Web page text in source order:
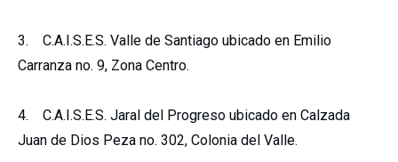
3. C.A.I.S.E.S. Valle de Santiago ubicado en Emilio
Carranza no. 9, Zona Centro.
4. C.A.I.S.E.S. Jaral del Progreso ubicado en Calzada
Juan de Dios Peza no. 302, Colonia del Valle.